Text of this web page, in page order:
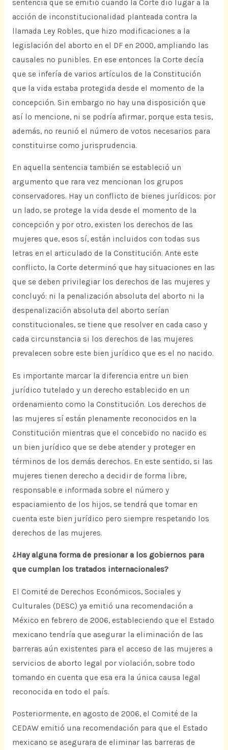
sentencia que se emitió cuando la Corte dio lugar a la
acción de inconstitucionalidad planteada contra la
llamada Ley Robles, que hizo modificaciones a la
legislación del aborto en el DF en 2000, ampliando las
causales no punibles. En ese entonces la Corte decía
que se infería de varios artículos de la Constitución
que la vida estaba protegida desde el momento de la
concepción. Sin embargo no hay una disposición que
así lo mencione, ni se podría afirmar, porque esta tesis,
además, no reunió el número de votos necesarios para
constituirse como jurisprudencia.
En aquella sentencia también se estableció un
argumento que rara vez mencionan los grupos
conservadores. Hay un conflicto de bienes jurídicos: por
un lado, se protege la vida desde el momento de la
concepción y por otro, existen los derechos de las
mujeres que, esos sí, están incluidos con todas sus
letras en el articulado de la Constitución. Ante este
conflicto, la Corte determinó que hay situaciones en las
que se deben privilegiar los derechos de las mujeres y
concluyó: ni la penalización absoluta del aborto ni la
despenalización absoluta del aborto serían
constitucionales, se tiene que resolver en cada caso y
cada circunstancia si los derechos de las mujeres
prevalecen sobre este bien jurídico que es el no nacido.
Es importante marcar la diferencia entre un bien
jurídico tutelado y un derecho establecido en un
ordenamiento como la Constitución. Los derechos de
las mujeres sí están plenamente reconocidos en la
Constitución mientras que el concebido no nacido es
un bien jurídico que se debe atender y proteger en
términos de los demás derechos. En este sentido, si las
mujeres tienen derecho a decidir de forma libre,
responsable e informada sobre el número y
espaciamiento de los hijos, se tendrá que tomar en
cuenta este bien jurídico pero siempre respetando los
derechos de las mujeres.
¿Hay alguna forma de presionar a los gobiernos para
que cumplan los tratados internacionales?
El Comité de Derechos Económicos, Sociales y
Culturales (DESC) ya emitió una recomendación a
México en febrero de 2006, estableciendo que el Estado
mexicano tendría que asegurar la eliminación de las
barreras aún existentes para el acceso de las mujeres a
servicios de aborto legal por violación, sobre todo
tomando en cuenta que esa era la única causa legal
reconocida en todo el país.
Posteriormente, en agosto de 2006, el Comité de la
CEDAW emitió una recomendación para que el Estado
mexicano se asegurara de eliminar las barreras de